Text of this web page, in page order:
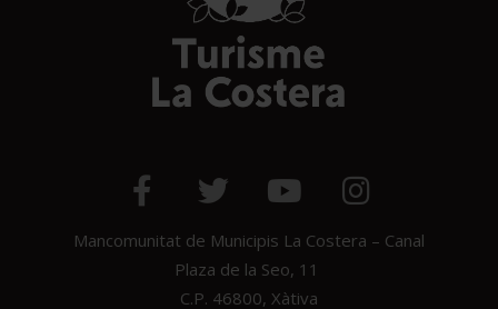
Mancomunitat de Municipis La Costera – Canal
Plaza de la Seo, 11
C.P. 46800, Xàtiva